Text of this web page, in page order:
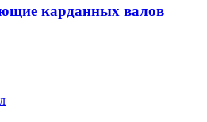
карданных валов